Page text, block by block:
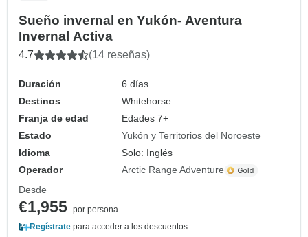
Sueño invernal en Yukón- Aventura
Invernal Activa
4.7 (14 reseñas)
Duración
6 días
Destinos
Whitehorse
Franja de edad
Edades 7+
Estado
Yukón y Territorios del Noroeste
Idioma
Solo: Inglés
Operador
Arctic Range Adventure
Desde
€1,955 por persona
Regístrate para acceder a los descuentos